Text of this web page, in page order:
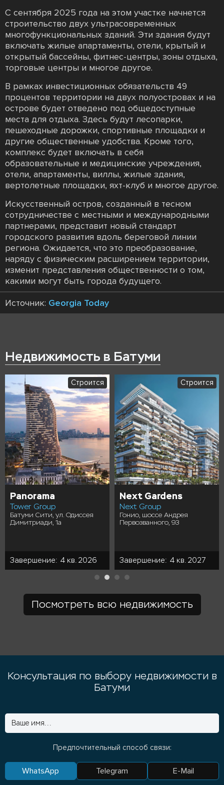
С сентября 2025 года на этом участке начнется
строительство двух ультрасовременных
многофункциональных зданий. Эти здания будут
включать жилые апартаменты, отели, крытый и
открытый бассейны, фитнес-центры, зоны отдыха,
торговые центры и многое другое.
В рамках инвестиционных обязательств 49
процентов территории на двух полуостровах и на
острове будет отведено под общедоступные
места для отдыха. Здесь будут лесопарки,
пешеходные дорожки, спортивные площадки и
другие общественные удобства. Кроме того,
комплекс будет включать в себя
образовательные и медицинские учреждения,
отели, апартаменты, виллы, жилые здания,
вертолетные площадки, яхт-клуб и многое другое.
Искусственный остров, созданный в тесном
сотрудничестве с местными и международными
партнерами, представит новый стандарт
городского развития вдоль береговой линии
региона. Ожидается, что это преобразование,
наряду с физическим расширением территории,
изменит представления общественности о том,
какими могут быть города будущего.
Источник: Georgia Today
Недвижимость в Батуми
Строится
Panorama
Tower Group
Батуми Сити, ул. Одиссея
Димитриади, 1а
Завершение: 4 кв. 2026
Строится
Next Gardens
Next Group
Гонио, шоссе Андрея
Первозванного, 93
Завершение: 4 кв. 2027
Посмотреть всю недвижимость
Консультация по выбору недвижимости в
Батуми
Предпочтительный способ связи:
WhatsApp Telegram E-Mail